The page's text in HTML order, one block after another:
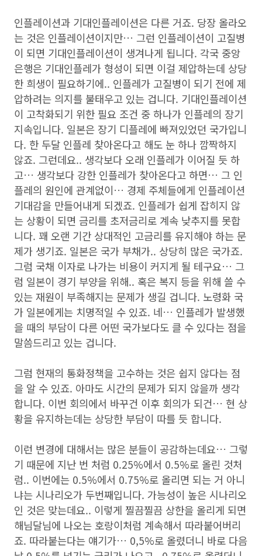
인플레이션과 기대인플레이션은 다른 거죠. 당장 올라오
는 것은 인플레이션이지만… 그런 인플레이션이 고질병
이 되면 기대인플레이션이 생겨나게 됩니다. 각국 중앙
은행은 기대인플레가 형성이 되면 이걸 제압하는데 상당
한 희생이 필요하기에.. 인플레가 고질병이 되기 전에 제
압하려는 의지를 불태우고 있는 겁니다. 기대인플레이션
이 고착화되기 위한 필요 조건 중 하나가 인플레의 장기
지속입니다. 일본은 장기 디플레에 빠져있었던 국가입니
다. 한 두달 인플레 찾아온다고 해도 눈 하나 깜짝하지
않죠. 그런데요.. 생각보다 오래 인플레가 이어질 듯 하
고… 생각보다 강한 인플레가 찾아온다고 하면… 그 인
플레의 원인에 관계없이… 경제 주체들에게 인플레이션
기대감을 만들어내게 되겠죠. 인플레가 쉽게 잡히지 않
는 상황이 되면 금리를 초저금리로 계속 낮추지를 못합
니다. 꽤 오랜 기간 상대적인 고금리를 유지해야 하는 문
제가 생기죠. 일본은 국가 부채가.. 상당히 많은 국가죠.
그럼 국채 이자로 나가는 비용이 커지게 될 테구요… 그
럼 일본이 경기 부양을 위해.. 혹은 복지 등을 위해 쓸 수
있는 재원이 부족해지는 문제가 생길 겁니다. 노령화 국
가 일본에게는 치명적일 수 있죠. 네… 인플레가 발생했
을 때의 부담이 다른 어떤 국가보다도 클 수 있다는 점을
말씀드리고 있는 겁니다.
그럼 현재의 통화정책을 고수하는 것은 쉽지 않다는 점
을 알 수 있죠. 아마도 시간의 문제가 되지 않을까 생각
합니다. 이번 회의에서 바꾸건 이후 회의가 되건… 현 상
황을 유지하는데는 상당한 부담이 따를 듯 합니다.
이런 변경에 대해서는 많은 분들이 공감하는데요… 그렇
기 때문에 지난 번 처럼 0.25%에서 0.5%로 올린 것처
럼.. 이번에는 0.5%에서 0.75%로 올리면 되는 거 아니
냐는 시나리오가 두번째입니다. 가능성이 높은 시나리오
인 것은 맞는데요.. 이렇게 찔끔찔끔 상한을 올리게 되면
해님달님에 나오는 호랑이처럼 계속해서 따라붙어버리
죠. 따라붙는다는 얘기가… 0,5%로 올렸더니 바로 다음